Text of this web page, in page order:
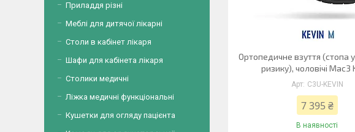
Ортопедичне взуття (стопа
ризику), чоловічі Mac3
C3U-KEVIN
7 395 ₴
В наявності
Приладдя різні
Меблі для дитячої лікарні
Столи в кабінет лікаря
Шафи для кабінета лікаря
Столики медичні
Ліжка медичні функціональні
Кушетки для огляду пацієнта